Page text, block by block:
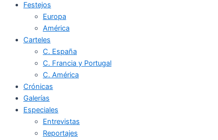
Festejos
Europa
América
Carteles
C. España
C. Francia y Portugal
C. América
Crónicas
Galerías
Especiales
Entrevistas
Reportajes